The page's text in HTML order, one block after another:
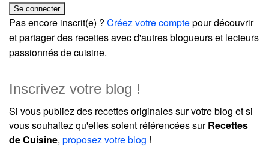
Pas encore inscrit(e) ? Créez votre comptepour découvrir
et partager des recettes avec d'autres blogueurs et lecteurs
passionnés de cuisine.
Inscrivez votre blog !
Si vous publiez des recettes originales sur votre blog et si
vous souhaitez qu'elles soient référencées surRecettes
de Cuisine, proposez votre blog !